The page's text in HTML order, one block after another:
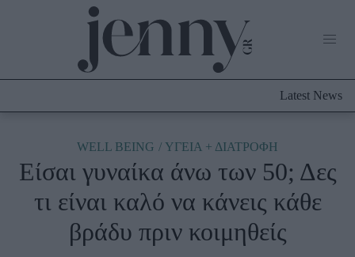
Culture
Fashion
Shopping
Styling Tips
Fashion News
Latest News
WELL BEING ΥΓΕΙΑ + ΔΙΑΤΡΟΦΗ
Είσαι γυναίκα άνω των 50; Δες
τι είναι καλό να κάνεις κάθε
βράδυ πριν κοιμηθείς